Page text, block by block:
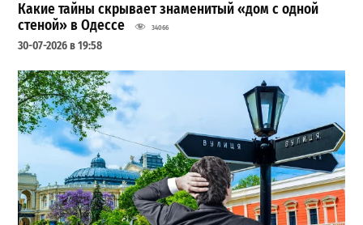
Какие тайны скрывает знаменитый «дом с одной
стеной» в Одессе
34066
30-07-2026 в 19:58